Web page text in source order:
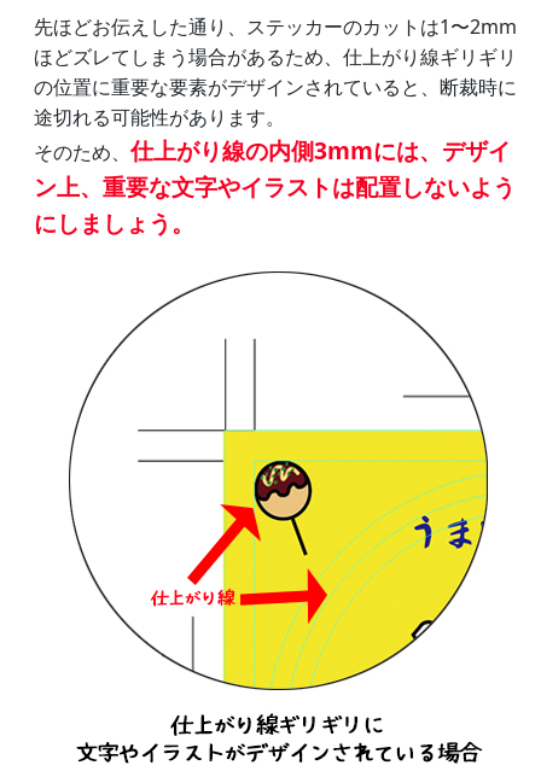
先ほどお伝えした通り、ステッカーのカットは1〜2mm
ほどズレてしまう場合があるため、仕上がり線ギリギリ
の位置に重要な要素がデザインされていると、断裁時に
途切れる可能性があります。
そのため、 仕上がり線の内側3mmには、デザイ
ン上、重要な文字やイラストは配置しないよう
にしましょう。